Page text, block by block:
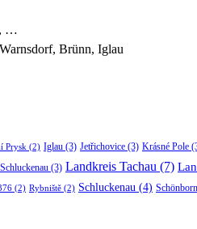
…
Brünn, Iglau
Prysk (2) Iglau (3) Jetřichovice (3) Krásné Pole
(3) Landkreis Tachau (7)
(2) Rybniště (2) Schluckenau (4) Schönborn